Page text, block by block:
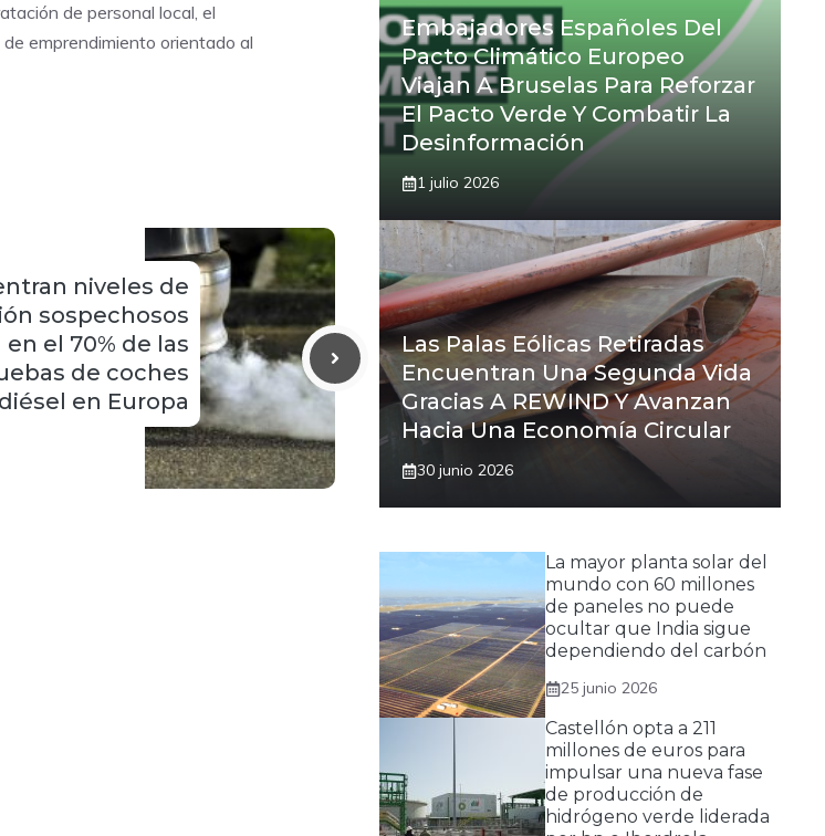
de personal local, el
emprendimiento orientado al
niveles de
sospechosos
en el 70% de las
de coches
diésel en Europa
Embajadores Españoles Del
Pacto Climático Europeo
Viajan A Bruselas Para Reforzar
El Pacto Verde Y Combatir La
Desinformación
1 julio 2026
Las Palas Eólicas Retiradas
Encuentran Una Segunda Vida
Gracias A REWIND Y Avanzan
Hacia Una Economía Circular
30 junio 2026
La mayor planta solar del
mundo con 60 millones
de paneles no puede
ocultar que India sigue
dependiendo del carbón
25 junio 2026
Castellón opta a 211
millones de euros para
impulsar una nueva fase
de producción de
hidrógeno verde liderada